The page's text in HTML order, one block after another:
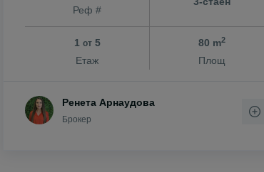
Реф #
1 от5
Етаж
80 m2
Площ
Ренета Арнаудова
Брокер